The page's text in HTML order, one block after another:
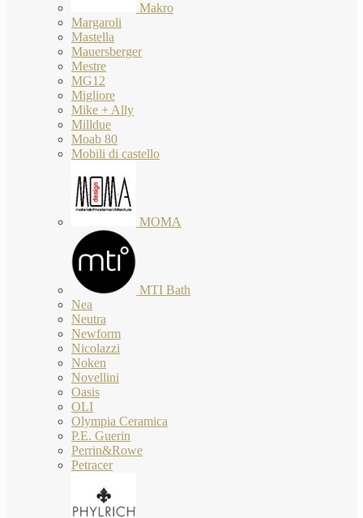
Makro
Margaroli
Mastella
Mauersberger
Mestre
MG12
Migliore
Mike + Ally
Milldue
Moab 80
Mobili di castello
MOMA
MTI Bath
Nea
Neutra
Newform
Nicolazzi
Noken
Novellini
Oasis
OLI
Olympia Ceramica
P.E. Guerin
Perrin&Rowe
Petracer